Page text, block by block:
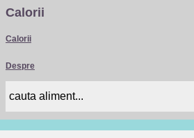
Calorii
Calorii
Despre